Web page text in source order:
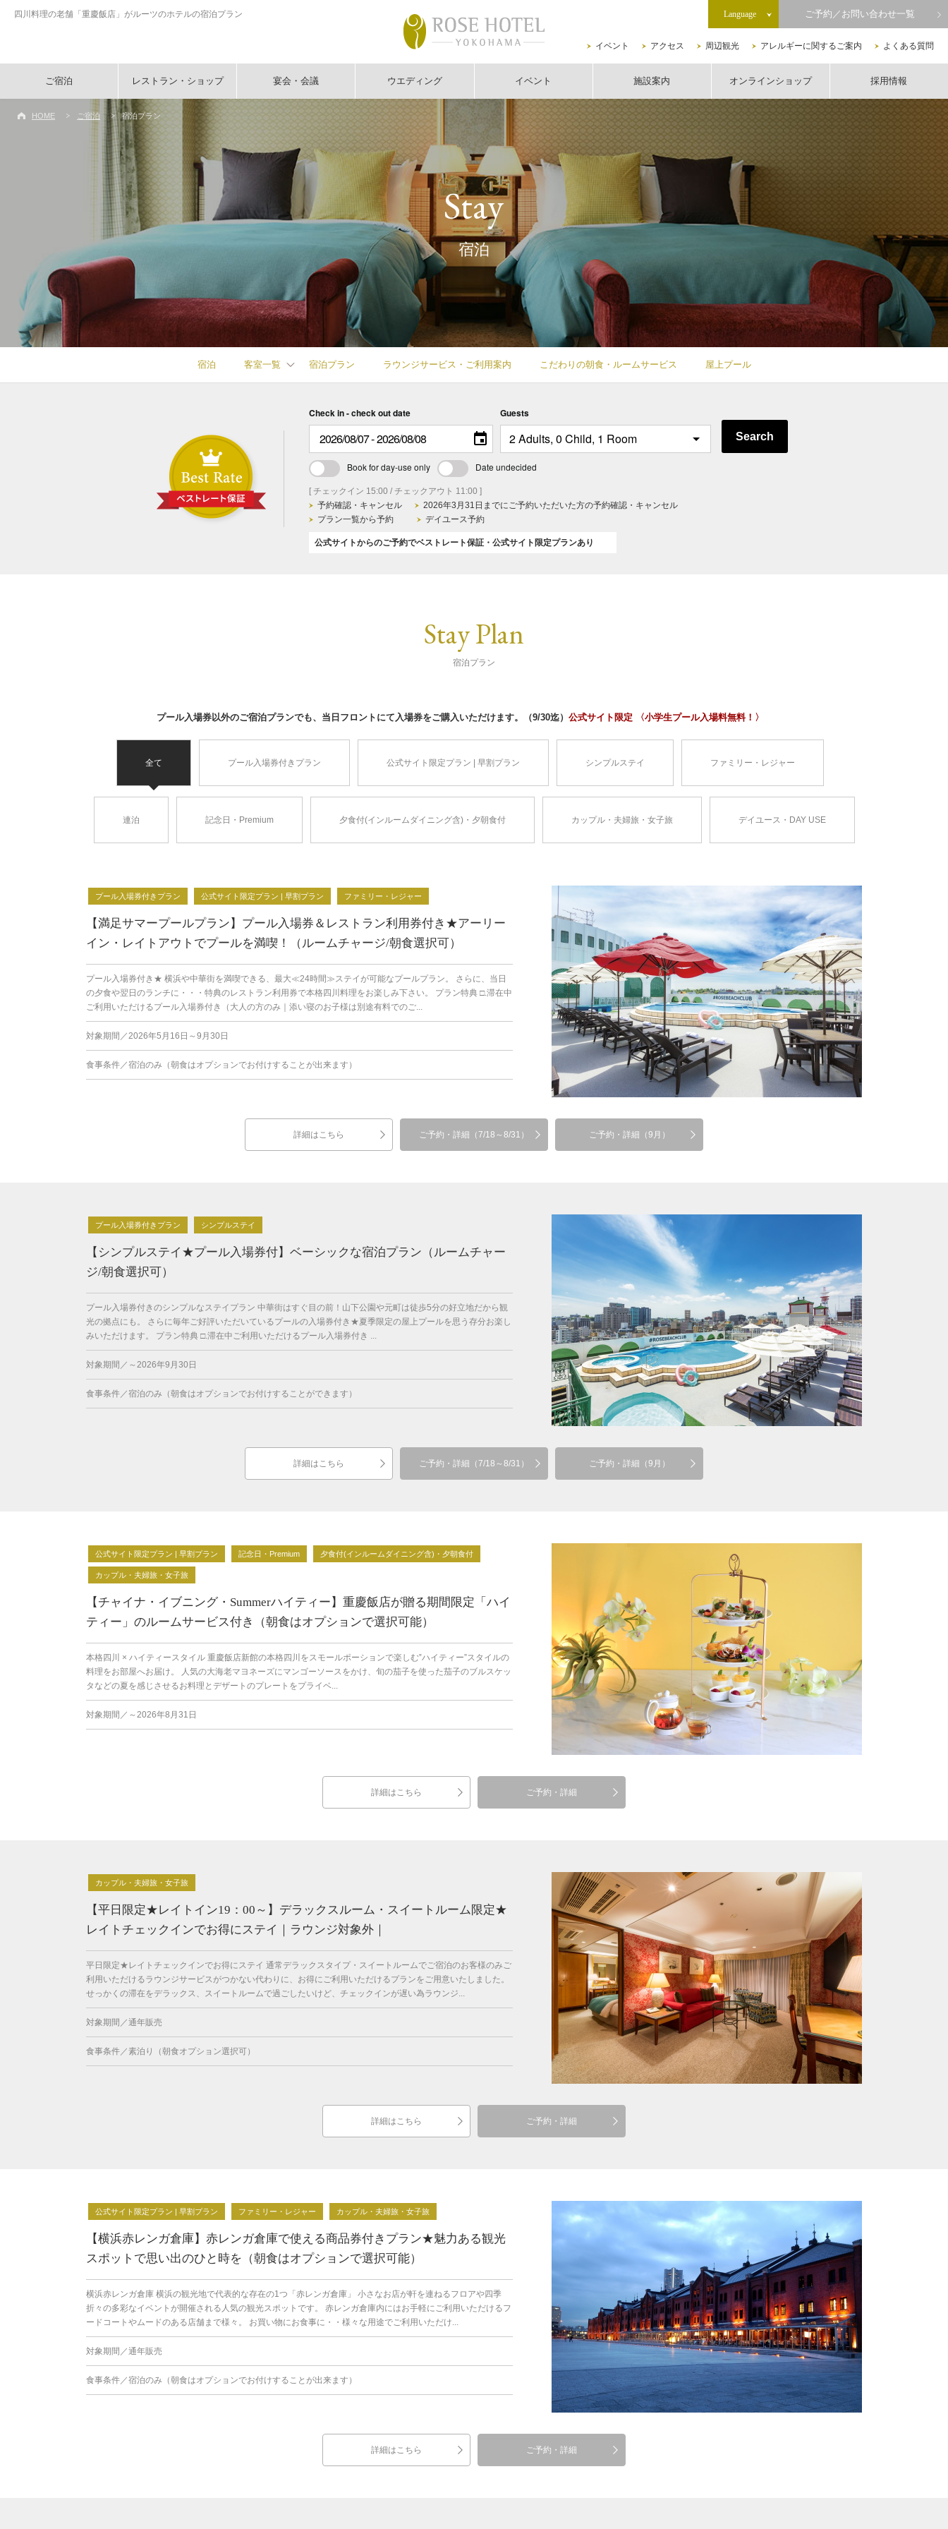
四川料理の老舗「重慶飯店」がルーツのホテルの宿泊プラン
イベント アクセス 周辺観光 アレルギーに関するご案内 よくある質問
ご宿泊 レストラン・ショップ 宴会・会議 ウエディング イベント 施設案内 オンラインショップ 採用情報
Language ご予約／お問い合わせ一覧
HOME ご宿泊 宿泊プラン
Stay
宿泊
宿泊 客室一覧 宿泊プラン ラウンジサービス・ご利用案内 こだわりの朝食・ルームサービス 屋上プール
Check in - check out date Guests
Search
Book for day-use only Date undecided
[ チェックイン 15:00 / チェックアウト 11:00 ]
予約確認・キャンセル
2026年3月31日までにご予約いただいた方の予約確認・キャンセル
プラン一覧から予約
デイユース予約
公式サイトからのご予約でベストレート保証・公式サイト限定プランあり
Stay Plan
宿泊プラン
プール入場券以外のご宿泊プランでも、当日フロントにて入場券をご購入いただけます。（9/30迄） 公式サイト限定 〈小学生プール入場料無料！〉
全て プール入場券付きプラン 公式サイト限定プラン | 早割プラン シンプルステイ ファミリー・レジャー
連泊 記念日・Premium 夕食付(インルームダイニング含)・夕朝食付 カップル・夫婦旅・女子旅 デイユース・DAY USE
プール入場券付きプラン 公式サイト限定プラン | 早割プラン ファミリー・レジャー
【満足サマープールプラン】プール入場券＆レストラン利用券付き★アーリー
イン・レイトアウトでプールを満喫！（ルームチャージ/朝食選択可）
プール入場券付き★ 横浜や中華街を満喫できる、最大≪24時間≫ステイが可能なプールプラン。 さらに、当日
の夕食や翌日のランチに・・・特典のレストラン利用券で本格四川料理をお楽しみ下さい。 プラン特典 □.滞在中
ご利用いただけるプール入場券付き（大人の方のみ｜添い寝のお子様は別途有料でのご...
対象期間／2026年5月16日～9月30日
食事条件／宿泊のみ（朝食はオプションでお付けすることが出来ます）
詳細はこちら ご予約・詳細（7/18～8/31） ご予約・詳細（9月）
プール入場券付きプラン シンプルステイ
【シンプルステイ★プール入場券付】ベーシックな宿泊プラン（ルームチャー
ジ/朝食選択可）
プール入場券付きのシンプルなステイプラン 中華街はすぐ目の前！山下公園や元町は徒歩5分の好立地だから観
光の拠点にも。 さらに毎年ご好評いただいているプールの入場券付き★夏季限定の屋上プールを思う存分お楽し
みいただけます。 プラン特典 □.滞在中ご利用いただけるプール入場券付き ...
対象期間／～2026年9月30日
食事条件／宿泊のみ（朝食はオプションでお付けすることができます）
詳細はこちら ご予約・詳細（7/18～8/31） ご予約・詳細（9月）
公式サイト限定プラン | 早割プラン 記念日・Premium 夕食付(インルームダイニング含)・夕朝食付
カップル・夫婦旅・女子旅
【チャイナ・イブニング・Summerハイティー】重慶飯店が贈る期間限定「ハイ
ティー」のルームサービス付き（朝食はオプションで選択可能）
本格四川 × ハイティースタイル 重慶飯店新館の本格四川をスモールポーションで楽しむ‟ハイティー”スタイルの
料理をお部屋へお届け。 人気の大海老マヨネーズにマンゴーソースをかけ、旬の茄子を使った茄子のブルスケッ
タなどの夏を感じさせるお料理とデザートのプレートをプライベ...
対象期間／～2026年8月31日
詳細はこちら ご予約・詳細
カップル・夫婦旅・女子旅
【平日限定★レイトイン19：00～】デラックスルーム・スイートルーム限定★
レイトチェックインでお得にステイ｜ラウンジ対象外｜
平日限定★レイトチェックインでお得にステイ 通常デラックスタイプ・スイートルームでご宿泊のお客様のみご
利用いただけるラウンジサービスがつかない代わりに、お得にご利用いただけるプランをご用意いたしました。
せっかくの滞在をデラックス、スイートルームで過ごしたいけど、チェックインが遅い為ラウンジ...
対象期間／通年販売
食事条件／素泊り（朝食オプション選択可）
詳細はこちら ご予約・詳細
公式サイト限定プラン | 早割プラン ファミリー・レジャー カップル・夫婦旅・女子旅
【横浜赤レンガ倉庫】赤レンガ倉庫で使える商品券付きプラン★魅力ある観光
スポットで思い出のひと時を（朝食はオプションで選択可能）
横浜赤レンガ倉庫 横浜の観光地で代表的な存在の1つ「赤レンガ倉庫」 小さなお店が軒を連ねるフロアや四季
折々の多彩なイベントが開催される人気の観光スポットです。 赤レンガ倉庫内にはお手軽にご利用いただけるフ
ードコートやムードのある店舗まで様々。 お買い物にお食事に・・様々な用途でご利用いただけ...
対象期間／通年販売
食事条件／宿泊のみ（朝食はオプションでお付けすることが出来ます）
詳細はこちら ご予約・詳細